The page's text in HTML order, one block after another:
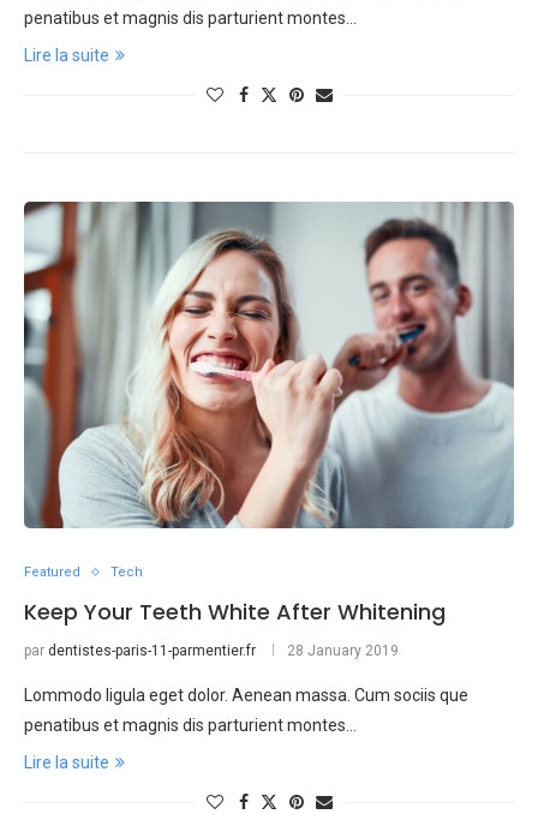
penatibus et magnis dis parturient montes…
Lire la suite
Featured Tech
Keep Your Teeth White After Whitening
par dentistes-paris-11-parmentier.fr 28 January 2019
Lommodo ligula eget dolor. Aenean massa. Cum sociis que
penatibus et magnis dis parturient montes…
Lire la suite